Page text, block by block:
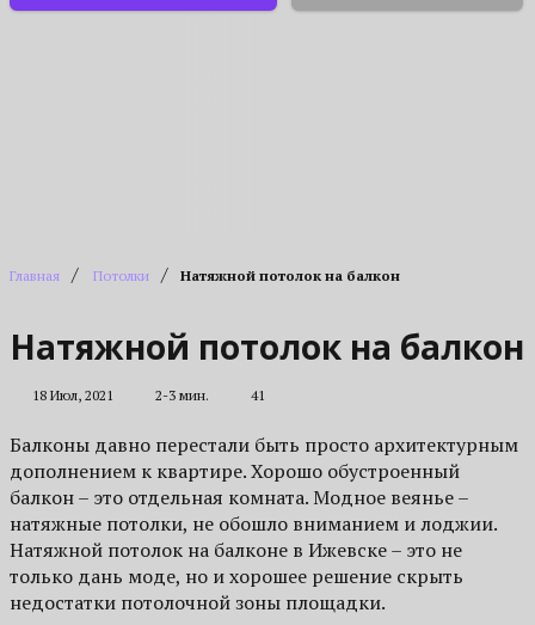
Главная / Потолки / Натяжной потолок на балкон
Натяжной потолок на балкон
18 Июл, 2021 2-3 мин. 41
Балконы давно перестали быть просто архитектурным
дополнением к квартире. Хорошо обустроенный
балкон – это отдельная комната. Модное веянье –
натяжные потолки, не обошло вниманием и лоджии.
Натяжной потолок на балконе в Ижевске – это не
только дань моде, но и хорошее решение скрыть
недостатки потолочной зоны площадки.